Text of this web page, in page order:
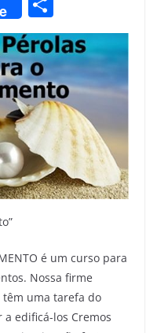
h
ar
e
é um curso para
Nossa firme
têm uma tarefa do
edificá-los Cremos